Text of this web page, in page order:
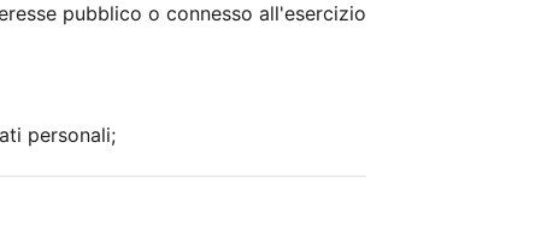
pubblico o connesso all'esercizio
personali;